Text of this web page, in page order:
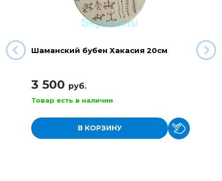
Шаманский бубен Хакасия 20см
3 500 руб.
Товар есть в наличии
В КОРЗИНУ